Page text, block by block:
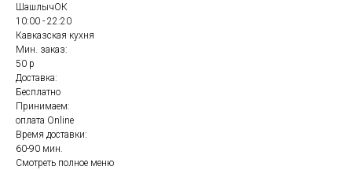
ШашлычОК
10:00 - 22:20
Кавказская кухня
Мин. заказ:
50 р
Доставка:
Бесплатно
Принимаем:
оплата Online
Время доставки:
60-90 мин.
Смотреть полное меню